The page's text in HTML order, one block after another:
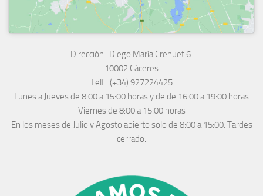
Dirección : Diego María Crehuet 6.
10002 Cáceres
Telf : (+34) 927224425
Lunes a Jueves de 8:00 a 15:00 horas y de de 16:00 a 19:00 horas
Viernes de 8:00 a 15:00 horas
En los meses de Julio y Agosto abierto solo de 8:00 a 15:00. Tardes
cerrado.